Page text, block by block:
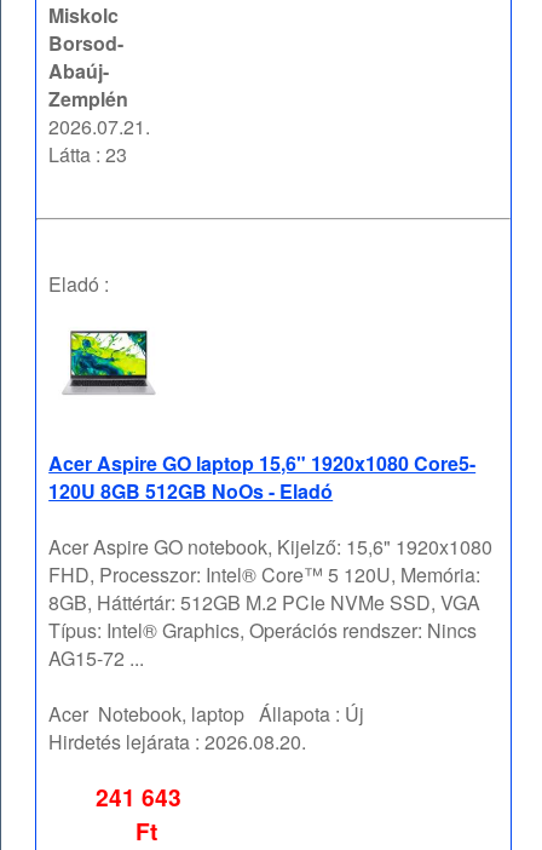
Miskolc
Borsod-
Abaúj-
Zemplén
2026.07.21.
Látta : 23
Eladó :
Acer Aspire GO laptop 15,6" 1920x1080 Core5-
120U 8GB 512GB NoOs - Eladó
Acer Aspire GO notebook, Kijelző: 15,6" 1920x1080
FHD, Processzor: Intel® Core™ 5 120U, Memória:
8GB, Háttértár: 512GB M.2 PCIe NVMe SSD, VGA
Típus: Intel® Graphics, Operációs rendszer: Nincs
AG15-72 ...
Acer Notebook, laptop Állapota : Új
Hirdetés lejárata :2026.08.20.
241 643
Ft